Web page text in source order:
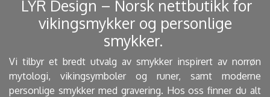
​ LYR Design – Norsk nettbutikk for
vikingsmykker og personlige
smykker. ​
Vi tilbyr et bredt utvalg av smykker inspirert av norrøn
mytologi, vikingsymboler og runer, samt moderne
personlige smykker med gravering. Hos oss finner du alt